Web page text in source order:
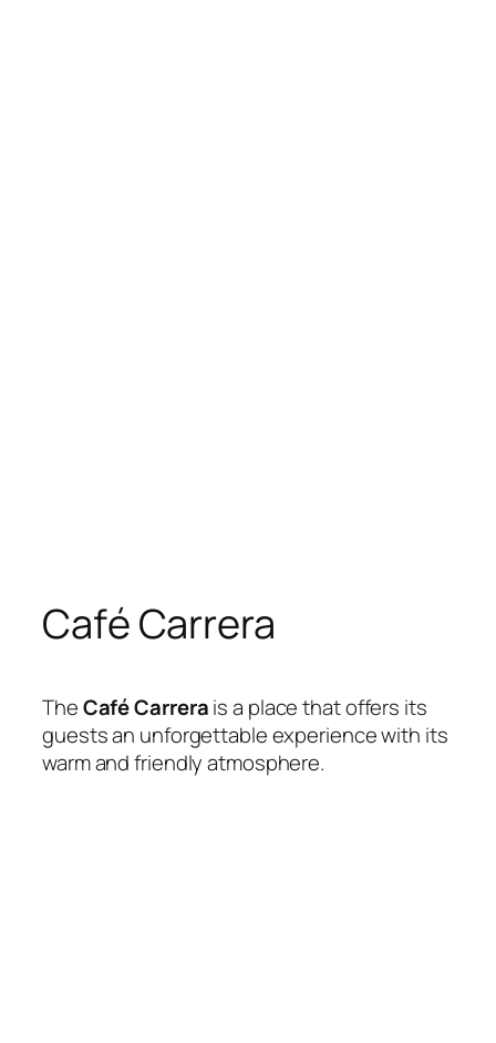
Café Carrera
TheCafé Carrerais a place that offers its
guests an unforgettable experience with its
warm and friendly atmosphere.